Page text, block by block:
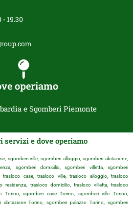
19.30
operiamo
e Sgomberi Piemonte
servizi e dove operiamo
sgomberi ville, sgomberi alloggio, sgomberi abitazione,
sgomberi domicilio, sgomberi villetta, sgomberi
trasloco case, trasloco ville, trasloco alloggio, trasloco
residenza, trasloco domicilio, trasloco villetta, trasloco
Torino, sgomberi case Torino, sgomberi ville Torino,
Torino, sgomberi palazzo Torino, sgomberi